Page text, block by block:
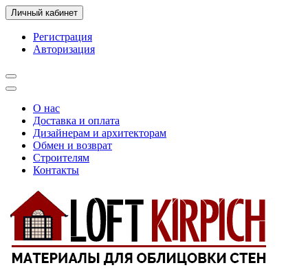
Личный кабинет
Регистрация
Авторизация
О нас
Доставка и оплата
Дизайнерам и архитекторам
Обмен и возврат
Строителям
Контакты